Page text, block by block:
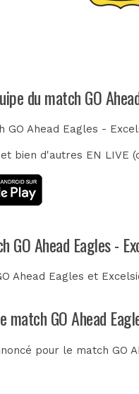
du match GO
GO Ahead Eagles -
bien d'autres EN LIVE
GO Ahead Eagles -
Ahead Eagles et
GO Ahead
pour le match GO